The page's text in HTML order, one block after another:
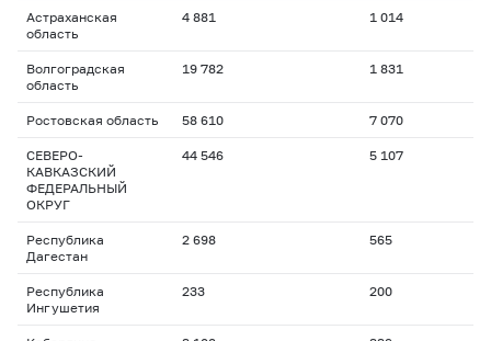
Астраханская
область
4 881 1 014
Волгоградская
область
19 782 1 831
Ростовская область 58 610 7 070
СЕВЕРО-
КАВКАЗСКИЙ
ФЕДЕРАЛЬНЫЙ
ОКРУГ
44 546 5 107
Республика
Дагестан
2 698 565
Республика
Ингушетия
233 200